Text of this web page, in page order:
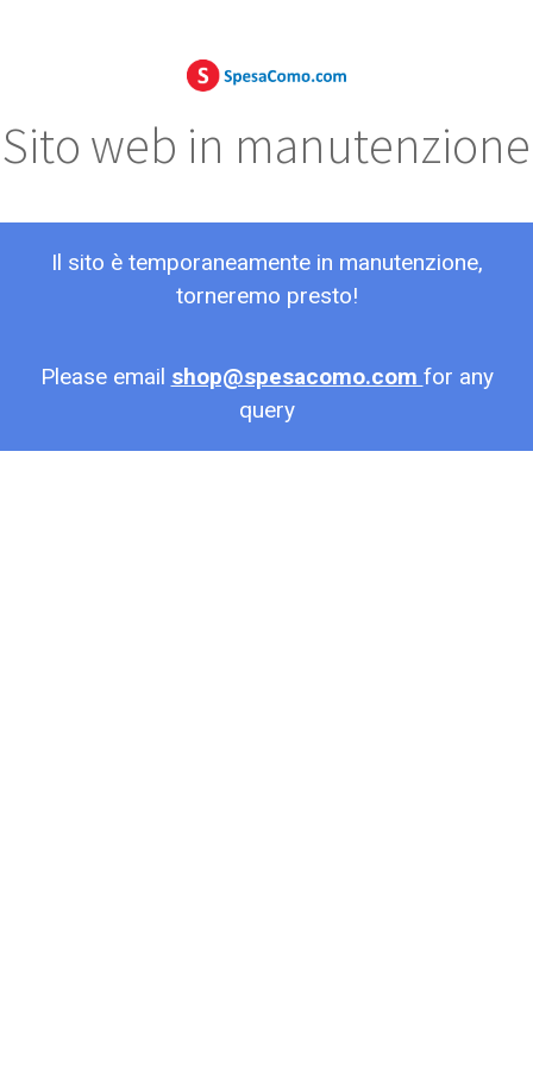
Sito web in manutenzione
Il sito è temporaneamente in manutenzione,
torneremo presto!
Please email shop@spesacomo.com for any
query